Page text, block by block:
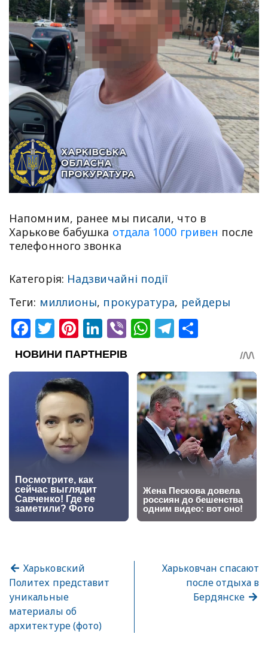
Напомним, ранее мы писали, что в
Харькове бабушка отдала 1000 гривен после
телефонного звонка
Категорія: Надзвичайні події
Теги: миллионы, прокуратура, рейдеры
Facebook
Twitter
Pinterest
LinkedIn
ViberWhatsApp
Telegram
Харьковский
Политех представит
уникальные
материалы об
архитектуре (фото)
Харьковчан спасают
после отдыха в
Бердянске